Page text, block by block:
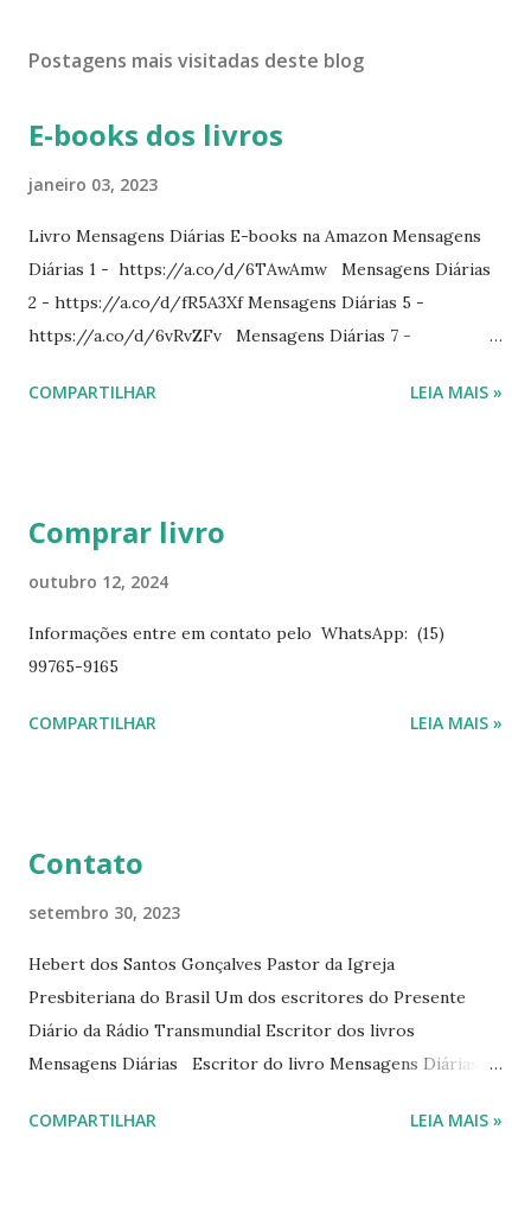
Postagens mais visitadas deste blog
E-books dos livros
janeiro 03, 2023
Livro Mensagens Diárias E-books na Amazon Mensagens
Diárias 1 - https://a.co/d/6TAwAmw Mensagens Diárias
2 - https://a.co/d/fR5A3Xf Mensagens Diárias 5 -
https://a.co/d/6vRvZFv Mensagens Diárias 7 -
https://a.co/d/h4iP1oj Mensagens Diárias 10 -
Mensagens Diárias 4 -
mensagens diárias traz uma meditação para cada dia do
ano. Passagens bíblicas, ilustrações, histórias
Diário da Rádio Trans mundial a mais de 15 anos. Escreveu o
COMPARTILHAR LEIA MAIS »
Comprar livro
outubro 12, 2024
Informações entre em contato pelo WhatsApp: (15)
99765-9165
COMPARTILHAR LEIA MAIS »
Contato
setembro 30, 2023
Hebert dos Santos Gonçalves Pastor da Igreja
Presbiteriana do Brasil Um dos escritores do Presente
Diário da Rádio Transmundial Escritor dos livros
Mensagens Diárias Escritor do livro Mensagens Diárias da
livromensagensdiarias@gmail.com Whatsapp: (15) 99765-
COMPARTILHAR LEIA MAIS »